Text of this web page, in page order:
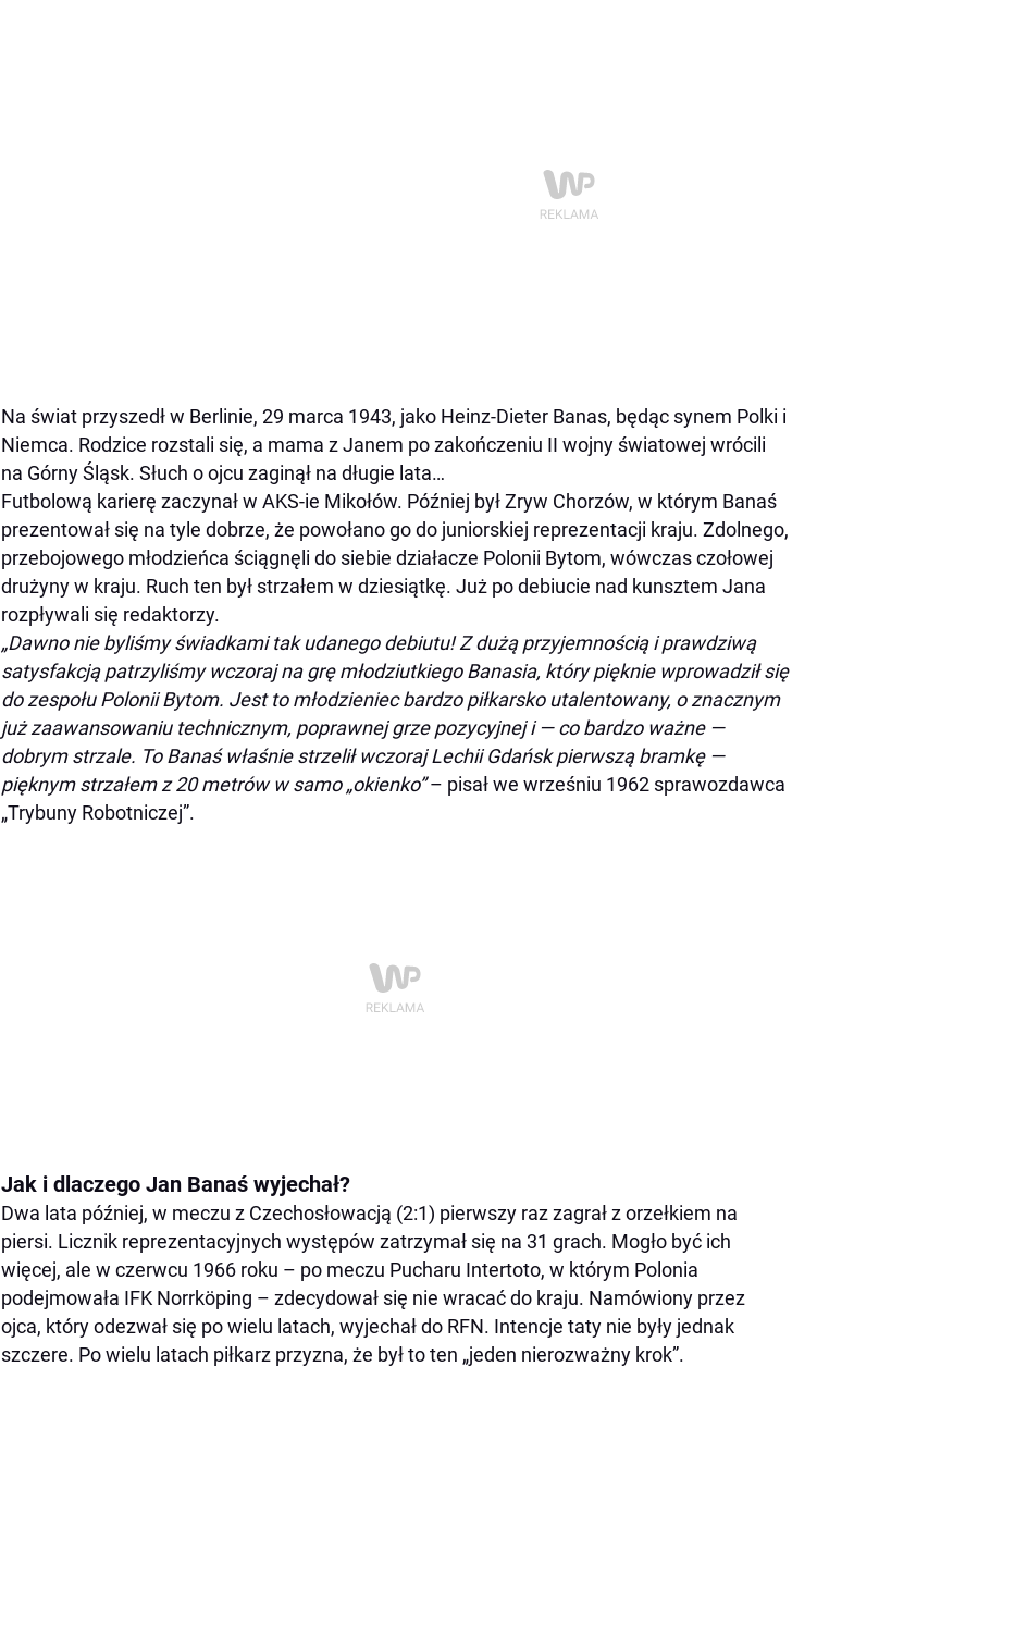
Na świat przyszedł w Berlinie, 29 marca 1943, jako Heinz-Dieter Banas, będąc synem Polki i
Niemca. Rodzice rozstali się, a mama z Janem po zakończeniu II wojny światowej wrócili
na Górny Śląsk. Słuch o ojcu zaginął na długie lata…
Futbolową karierę zaczynał w AKS-ie Mikołów. Później był Zryw Chorzów, w którym Banaś
prezentował się na tyle dobrze, że powołano go do juniorskiej reprezentacji kraju. Zdolnego,
przebojowego młodzieńca ściągnęli do siebie działacze Polonii Bytom, wówczas czołowej
drużyny w kraju. Ruch ten był strzałem w dziesiątkę. Już po debiucie nad kunsztem Jana
rozpływali się redaktorzy.
„Dawno nie byliśmy świadkami tak udanego debiutu! Z dużą przyjemnością i prawdziwą
satysfakcją patrzyliśmy wczoraj na grę młodziutkiego Banasia, który pięknie wprowadził się
do zespołu Polonii Bytom. Jest to młodzieniec bardzo piłkarsko utalentowany, o znacznym
już zaawansowaniu technicznym, poprawnej grze pozycyjnej i — co bardzo ważne —
dobrym strzale. To Banaś właśnie strzelił wczoraj Lechii Gdańsk pierwszą bramkę —
pięknym strzałem z 20 metrów w samo „okienko”– pisał we wrześniu 1962 sprawozdawca
„Trybuny Robotniczej”.
Jak i dlaczego Jan Banaś wyjechał?
Dwa lata później, w meczu z Czechosłowacją (2:1) pierwszy raz zagrał z orzełkiem na
piersi. Licznik reprezentacyjnych występów zatrzymał się na 31 grach. Mogło być ich
więcej, ale w czerwcu 1966 roku – po meczu Pucharu Intertoto, w którym Polonia
podejmowała IFK Norrköping – zdecydował się nie wracać do kraju. Namówiony przez
ojca, który odezwał się po wielu latach, wyjechał do RFN. Intencje taty nie były jednak
szczere. Po wielu latach piłkarz przyzna, że był to ten „jeden nierozważny krok”.